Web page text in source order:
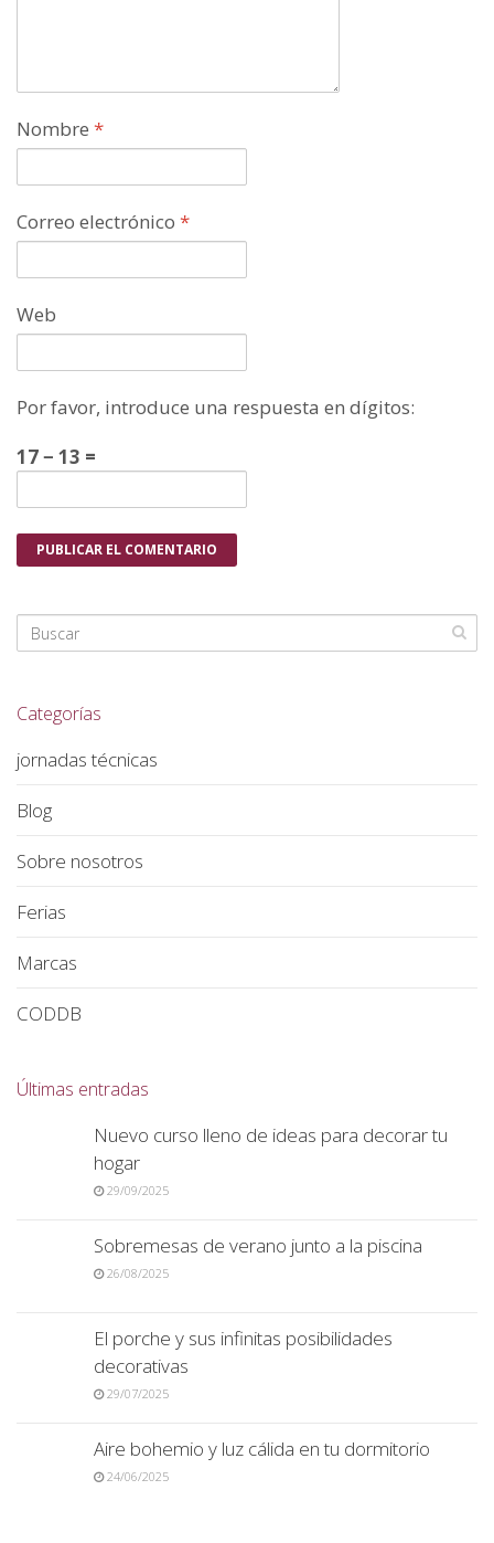
Nombre *
Correo electrónico *
Web
Por favor, introduce una respuesta en dígitos:
17 − 13 =
Categorías
jornadas técnicas
Blog
Sobre nosotros
Ferias
Marcas
CODDB
Últimas entradas
Nuevo curso lleno de ideas para decorar tu
hogar
29/09/2025
Sobremesas de verano junto a la piscina
26/08/2025
El porche y sus infinitas posibilidades
decorativas
29/07/2025
Aire bohemio y luz cálida en tu dormitorio
24/06/2025